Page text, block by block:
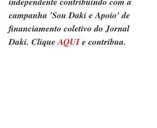
campanha 'Sou Daki e Apoio' de
financiamento coletivo do Jornal
Daki. Clique AQUI e contribua.